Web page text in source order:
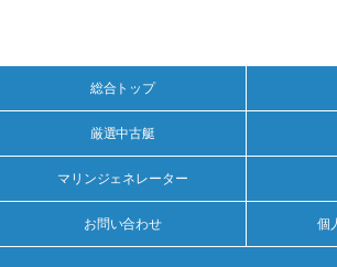
総合トップ
厳選中古艇
マリンジェネレーター
お問い合わせ 個